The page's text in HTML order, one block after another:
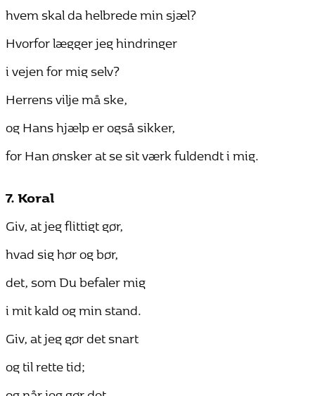
hvem skal da helbrede min sjæl?
Hvorfor lægger jeg hindringer
i vejen for mig selv?
Herrens vilje må ske,
og Hans hjælp er også sikker,
for Han ønsker at se sit værk fuldendt i mig.
7. Koral
Giv, at jeg flittigt gør,
hvad sig hør og bør,
det, som Du befaler mig
i mit kald og min stand.
Giv, at jeg gør det snart
og til rette tid;